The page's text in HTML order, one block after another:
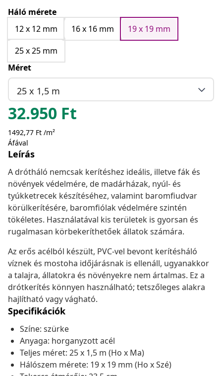
Háló mérete
12 x 12 mm
16 x 16 mm
19 x 19 mm
25 x 25 mm
Méret
25 x 1,5 m
32.950 Ft
1492,77 Ft /m²
Áfával
Leírás
A drótháló nemcsak kerítéshez ideális, illetve fák és
növények védelmére, de madárházak, nyúl- és
tyúkketrecek készítéséhez, valamint baromfiudvar
körülkerítésére, baromfiólak védelmére szintén
tökéletes. Használatával kis területek is gyorsan és
rugalmasan körbekeríthetőek állatok számára.
Az erős acélból készült, PVC-vel bevont kerítésháló
víznek és mostoha időjárásnak is ellenáll, ugyanakkor
a talajra, állatokra és növényekre nem ártalmas. Ez a
drótkerítés könnyen használható; tetszőleges alakra
hajlítható vagy vágható.
Specifikációk
Színe: szürke
Anyaga: horganyzott acél
Teljes méret: 25 x 1,5 m (Ho x Ma)
Hálószem mérete: 19 x 19 mm (Ho x Szé)